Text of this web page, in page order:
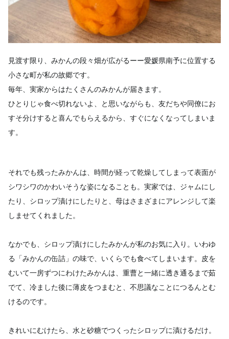
見渡す限り、みかんの段々畑が広がるーー愛媛県南予に位置する
小さな町が私の故郷です。
毎年、実家からはたくさんのみかんが届きます。
ひとりじゃ食べ切れないよ、と思いながらも、友だちや同僚にお
すそ分けすると喜んでもらえるから、すぐになくなってしまいま
す。
それでも残ったみかんは、時間が経って乾燥してしまって表面が
シワシワのかわいそうな姿になることも。実家では、ジャムにし
たり、シロップ漬けにしたりと、母はさまざまにアレンジして楽
しませてくれました。
なかでも、シロップ漬けにしたみかんが私のお気に入り。いわゆ
る「みかんの缶詰」の味で、いくらでも食べてしまいます。皮を
むいて一房ずつにわけたみかんは、重曹と一緒に透き通るまで茹
でて、冷ました後に薄皮をつまむと、不思議なことにつるんとむ
けるのです。
きれいにむけたら、水と砂糖でつくったシロップに漬けるだけ。